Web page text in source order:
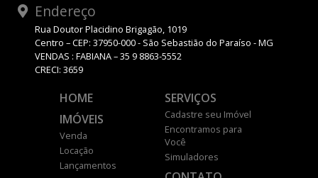
Endereço
Rua Doutor Placidino Brigagão, 1019
Centro – CEP: 37950-000 - São Sebastião do Paraíso - MG
VENDAS : FABIANA – 35 9 8863-5552
CRECI: 3659
HOME
IMÓVEIS
Venda
Locação
Lançamentos
SERVIÇOS
Cadastre seu Imóvel
Encontramos para
Você
Simuladores